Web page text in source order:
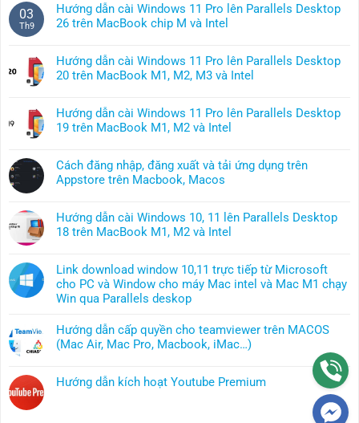
03
Th9
Hướng dẫn cài Windows 11 Pro lên Parallels Desktop
26 trên MacBook chip M và Intel
bình
luận
Hướng
dẫn
11
Pro
Parallels
Desktop
26
MacBook
chip
M
Intel
Hướng dẫn cài Windows 11 Pro lên Parallels Desktop
20 trên MacBook M1, M2, M3 và Intel
bình
luận
Hướng
dẫn
cài
11
Pro
Parallels
Desktop
20
trên
M1,
M2,
và
Hướng dẫn cài Windows 11 Pro lên Parallels Desktop
19 trên MacBook M1, M2 và Intel
bình
luận
Hướng
dẫn
11
Pro
lên
Desktop
19
M1,
Cách đăng nhập, đăng xuất và tải ứng dụng trên
Appstore trên Macbook, Macos
bình
luận
Cách
đăng
nhập,
xuất
và
tải
dụng
Hướng dẫn cài Windows 10, 11 lên Parallels Desktop
18 trên MacBook M1, M2 và Intel
bình
luận
ở
dẫn
cài
10,
11
Link download window 10,11 trực tiếp từ Microsoft
cho PC và Window cho máy Mac intel và Mac M1 chạy
Win qua Parallels deskop
có
bình
luận
Link
Hướng dẫn cấp quyền cho teamviewer trên MACOS
(Mac Air, Mac Pro, Macbook, iMac…)
bình
Hướng dẫn kích hoạt Youtube Premium